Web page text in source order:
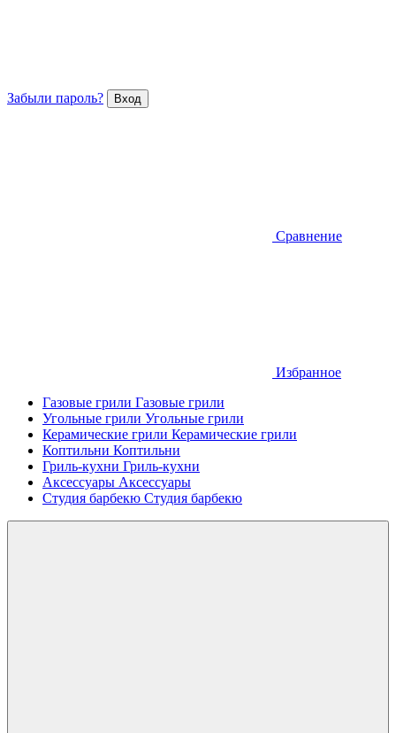
Забыли пароль?
Сравнение
Избранное
Газовые грили Газовые грили
Угольные грили Угольные грили
Керамические грили Керамические грили
Коптильни Коптильни
Гриль-кухни Гриль-кухни
Аксессуары Аксессуары
Студия барбекю Студия барбекю